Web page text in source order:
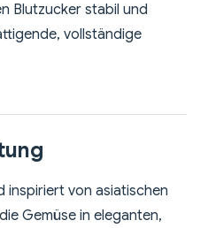
Blutzucker stabil und
vollständige
inspiriert von asiatischen
Gemüse in eleganten,